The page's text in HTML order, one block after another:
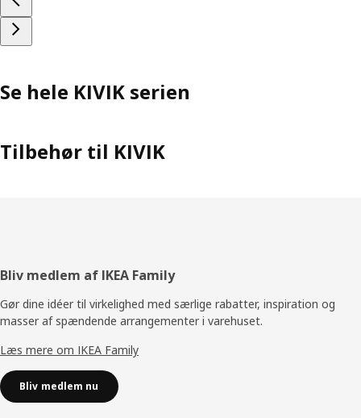
Se hele KIVIK serien
Tilbehør til KIVIK
Footer
Bliv medlem af IKEA Family
Gør dine idéer til virkelighed med særlige rabatter, inspiration og
masser af spændende arrangementer i varehuset.
Læs mere om IKEA Family
Bliv medlem nu